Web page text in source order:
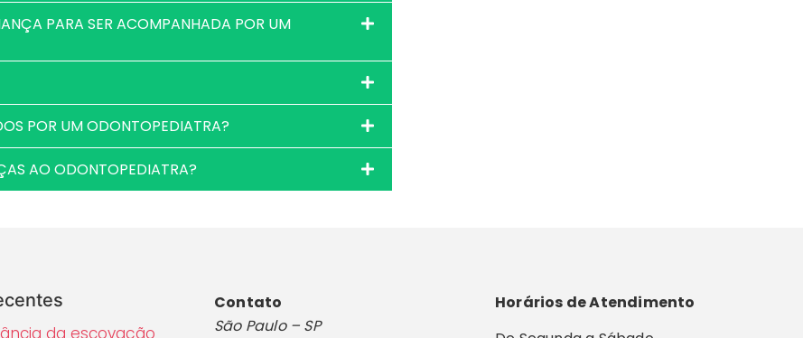
PARA SER ACOMPANHADA POR UM
POR UM ODONTOPEDIATRA?
AO ODONTOPEDIATRA?
da escovação
Contato
São Paulo – SP
Horários de Atendimento